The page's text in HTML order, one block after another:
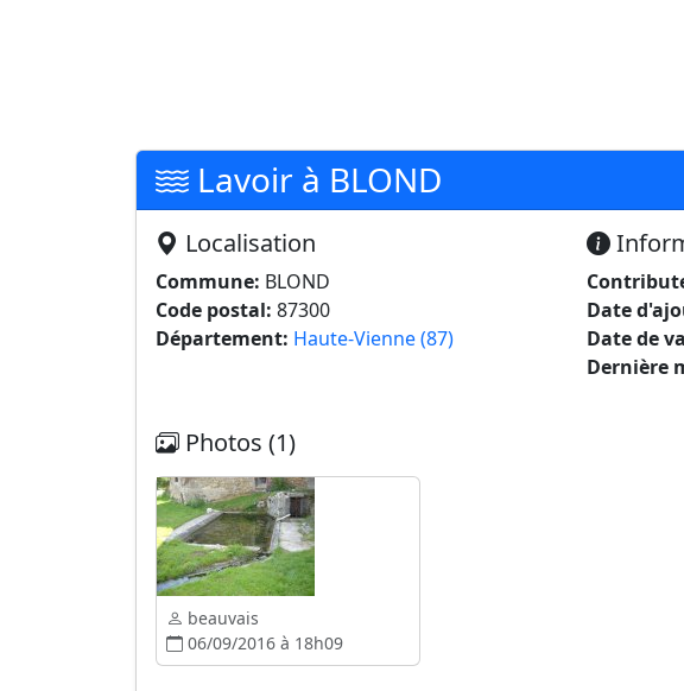
Lavoir à BLOND
Localisation
Commune: BLOND
Code postal: 87300
Département: Haute-Vienne (87)
Date
Date de
Dernière
Photos (1)
beauvais
06/09/2016 à 18h09